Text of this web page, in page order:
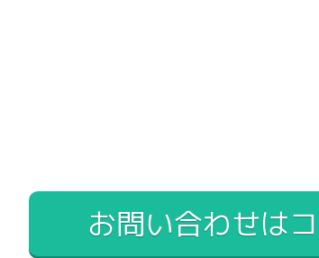
お問い合わせは